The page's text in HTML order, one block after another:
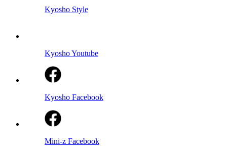
Kyosho Style
Kyosho Youtube
Kyosho Facebook
Mini-z Facebook